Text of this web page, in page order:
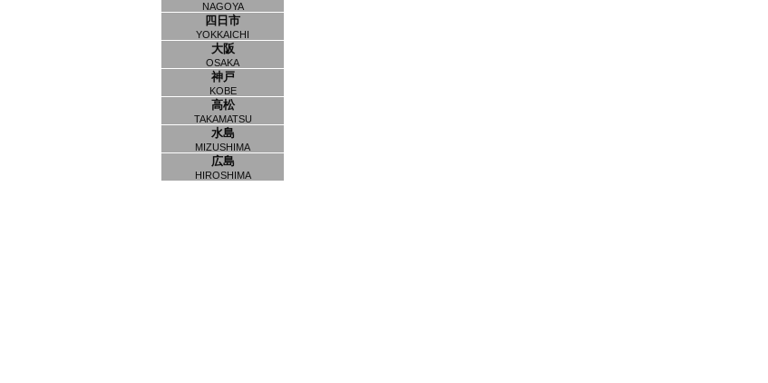
NAGOYA
四日市
YOKKAICHI
大阪
OSAKA
神戸
KOBE
高松
TAKAMATSU
水島
MIZUSHIMA
広島
HIROSHIMA